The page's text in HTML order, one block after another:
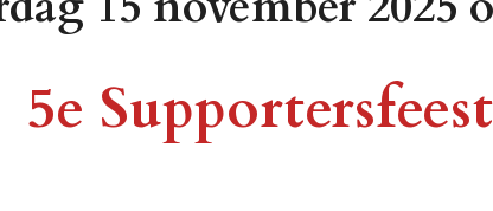
5e Supportersfeest